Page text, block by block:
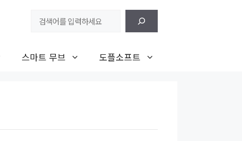
스마트 무브 도플소프트